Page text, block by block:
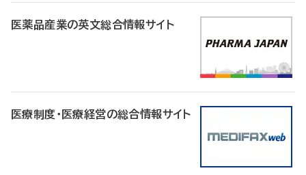
医薬品産業の英文総合情報サイト
医療制度・医療経営の総合情報サイト